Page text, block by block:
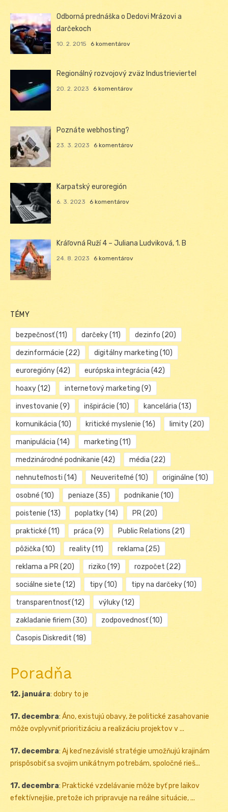
Odborná prednáška o Dedovi Mrázovi a
darčekoch
10. 2. 2015 6 komentárov
Regionálný rozvojový zväz Industrieviertel
20. 2. 2023 6 komentárov
Poznáte webhosting?
23. 3. 2023 6 komentárov
Karpatský euroregión
6. 3. 2023 6 komentárov
Kráľovná Ruží 4 – Juliana Ludviková, 1. B
24. 8. 2023 6 komentárov
TÉMY
bezpečnosť(11) darčeky(11) dezinfo (20)
dezinformácie (22) digitálny marketing (10)
euroregióny(42) európska integrácia (42)
hoaxy(12) internetový marketing (9)
investovanie (9) inšpirácie (10) kancelária (13)
komunikácia (10) kritické myslenie (16) limity(20)
manipulácia (14) marketing (11)
medzinárodné podnikanie (42) média (22)
nehnuteľnosti (14) Neuveriteľné (10) originálne (10)
osobné (10) peniaze (35) podnikanie (10)
poistenie (13) poplatky(14) PR(20)
praktické (11) práca (9) Public Relations (21)
pôžička (10) reality(11) reklama (25)
reklama a PR(20) riziko (19) rozpočet (22)
sociálne siete (12) tipy(10) tipy na darčeky(10)
transparentnosť(12) výluky(12)
zakladanie firiem (30) zodpovednosť(10)
Časopis Diskredit (18)
Poradňa
12. januára: dobry to je
17. decembra: Áno, existujú obavy, že politické zasahovanie
môže ovplyvniť prioritizáciu a realizáciu projektov v ...
17. decembra: Aj keď nezávislé stratégie umožňujú krajinám
prispôsobiť sa svojim unikátnym potrebám, spoločné rieš...
17. decembra: Praktické vzdelávanie môže byť pre laikov
efektívnejšie, pretože ich pripravuje na reálne situácie, ...